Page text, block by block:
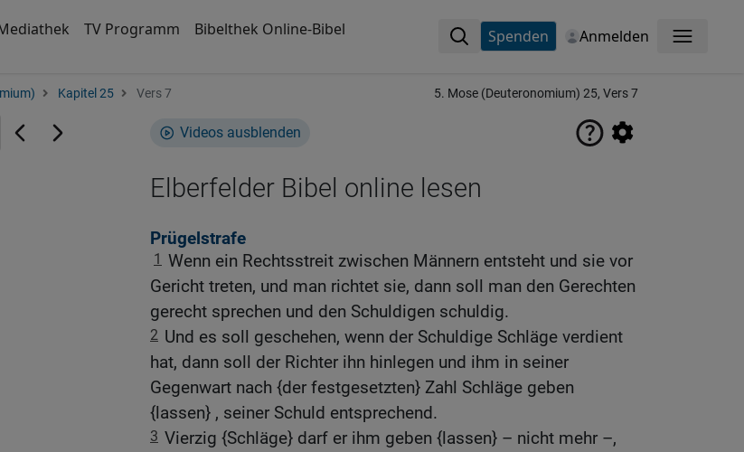
TV Programm Bibelthek Online-Bibel Spenden Anmelden Menü
Kapitel 25 Vers 7 5. Mose (Deuteronomium) 25, Vers 7
Videos ausblenden
Elberfelder Bibel online lesen
Prügelstrafe
1 Wenn ein Rechtsstreit zwischen Männern entsteht und sie vor
Gericht treten, und man richtet sie, dann soll man den Gerechten
gerecht sprechen und den Schuldigen schuldig.
2 Und es soll geschehen, wenn der Schuldige Schläge verdient
hat, dann soll der Richter ihn hinlegen und ihm in seiner
Gegenwart nach {der festgesetzten} Zahl Schläge geben
{lassen} , seiner Schuld entsprechend.
3 Vierzig {Schläge} darf er ihm geben {lassen} – nicht mehr –,